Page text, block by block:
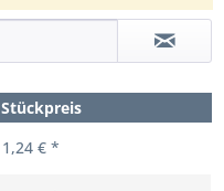
Stückpreis
1,24 € *